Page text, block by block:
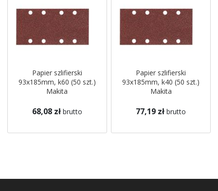
Papier szlifierski
93x185mm, k60 (50 szt.)
Makita
68,08 zł brutto
Papier szlifierski
93x185mm, k40 (50 szt.)
Makita
77,19 zł brutto